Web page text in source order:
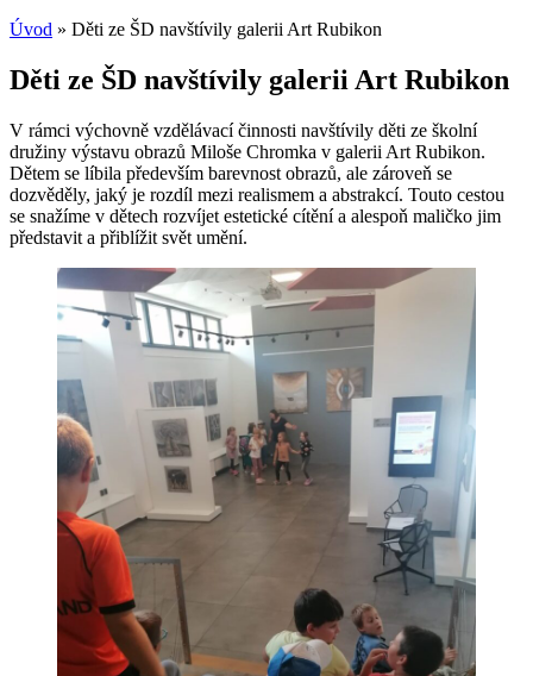
Úvod » Děti ze ŠD navštívily galerii Art Rubikon
Děti ze ŠD navštívily galerii Art Rubikon
V rámci výchovně vzdělávací činnosti navštívily děti ze školní
družiny výstavu obrazů Miloše Chromka v galerii Art Rubikon.
Dětem se líbila především barevnost obrazů, ale zároveň se
dozvěděly, jaký je rozdíl mezi realismem a abstrakcí. Touto cestou
se snažíme v dětech rozvíjet estetické cítění a alespoň maličko jim
představit a přiblížit svět umění.